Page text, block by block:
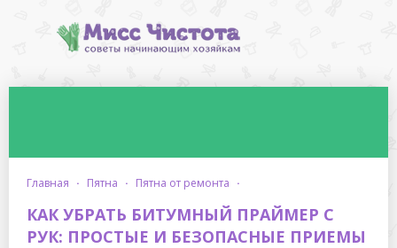
главная · пятна · пятна от ремонта ·
КАК УБРАТЬ БИТУМНЫЙ ПРАЙМЕР С
РУК: ПРОСТЫЕ И БЕЗОПАСНЫЕ ПРИЕМЫ